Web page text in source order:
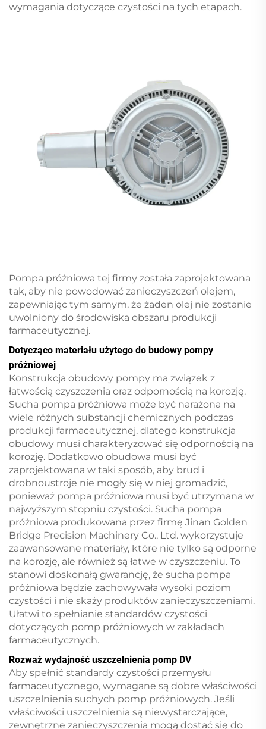
wymagania dotyczące czystości na tych etapach.
Pompa próżniowa tej firmy została zaprojektowana
tak, aby nie powodować zanieczyszczeń olejem,
zapewniając tym samym, że żaden olej nie zostanie
uwolniony do środowiska obszaru produkcji
farmaceutycznej.
Dotycząco materiału użytego do budowy pompy
próżniowej
Konstrukcja obudowy pompy ma związek z
łatwością czyszczenia oraz odpornością na korozję.
Sucha pompa próżniowa może być narażona na
wiele różnych substancji chemicznych podczas
produkcji farmaceutycznej, dlatego konstrukcja
obudowy musi charakteryzować się odpornością na
korozję. Dodatkowo obudowa musi być
zaprojektowana w taki sposób, aby brud i
drobnoustroje nie mogły się w niej gromadzić,
ponieważ pompa próżniowa musi być utrzymana w
najwyższym stopniu czystości. Sucha pompa
próżniowa produkowana przez firmę Jinan Golden
Bridge Precision Machinery Co., Ltd. wykorzystuje
zaawansowane materiały, które nie tylko są odporne
na korozję, ale również są łatwe w czyszczeniu. To
stanowi doskonałą gwarancję, że sucha pompa
próżniowa będzie zachowywała wysoki poziom
czystości i nie skaży produktów zanieczyszczeniami.
Ułatwi to spełnianie standardów czystości
dotyczących pomp próżniowych w zakładach
farmaceutycznych.
Rozważ wydajność uszczelnienia pomp DV
Aby spełnić standardy czystości przemysłu
farmaceutycznego, wymagane są dobre właściwości
uszczelnienia suchych pomp próżniowych. Jeśli
właściwości uszczelnienia są niewystarczające,
zewnętrzne zanieczyszczenia mogą dostać się do